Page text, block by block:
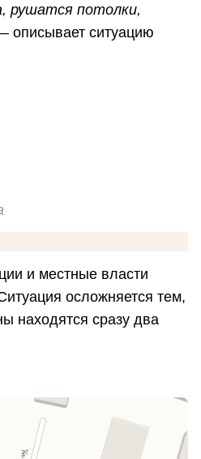
рушатся потолки,
описывает ситуацию
и местные власти
осложняется тем,
находятся сразу два